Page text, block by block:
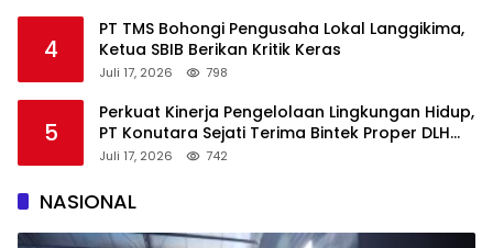
4
PT TMS Bohongi Pengusaha Lokal Langgikima,
Ketua SBIB Berikan Kritik Keras
Juli 17, 2026 798
5
Perkuat Kinerja Pengelolaan Lingkungan Hidup,
PT Konutara Sejati Terima Bintek Proper DLH
Sultra
Juli 17, 2026 742
NASIONAL